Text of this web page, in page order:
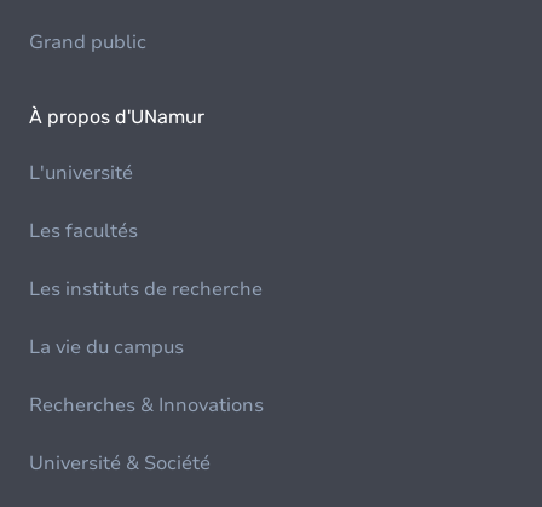
Grand public
À propos d'UNamur
L'université
Les facultés
Les instituts de recherche
La vie du campus
Recherches & Innovations
Université & Société